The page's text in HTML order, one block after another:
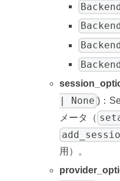
| None )：
メータ（
用）。